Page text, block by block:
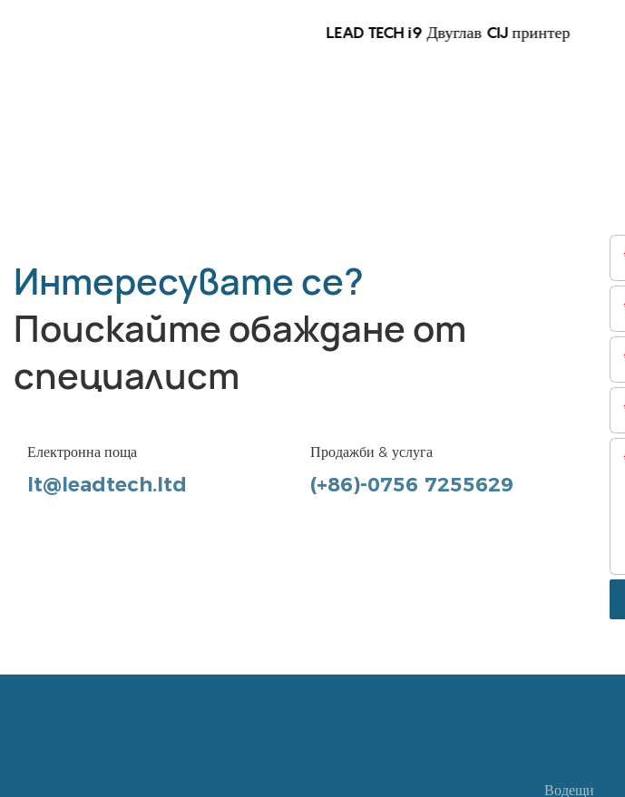
LEAD TECH i9 Двуглав CIJ принтер
Интересувате се?
Поискайте обаждане от
специалист
Електронна поща
lt@leadtech.ltd
Продажби & услуга
(+86)-0756 7255629
Водещи